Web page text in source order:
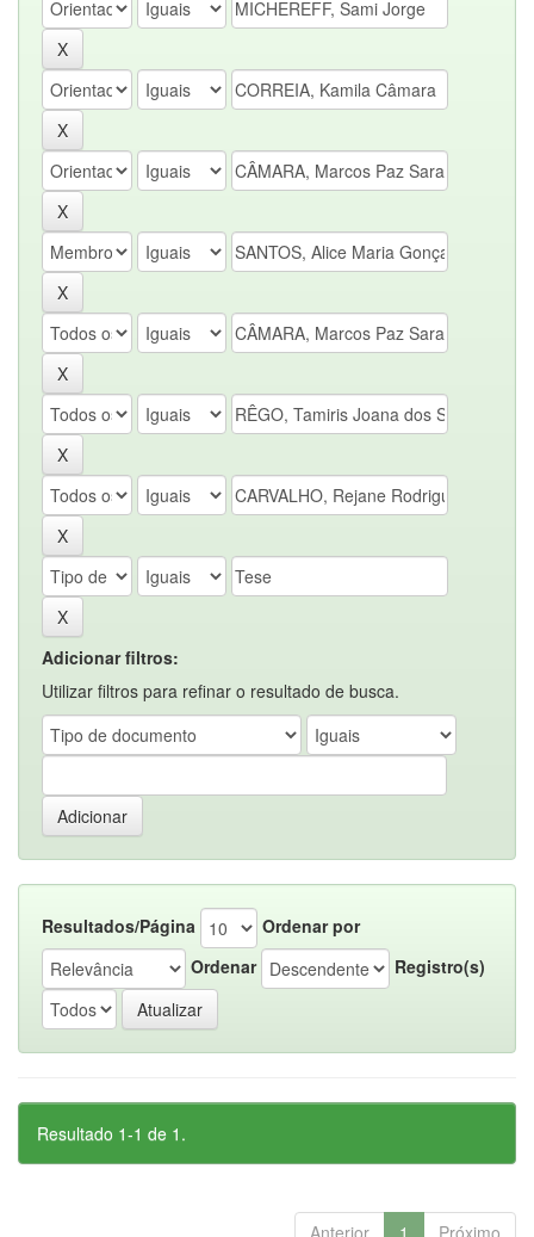
Adicionar filtros:
Utilizar filtros para refinar o resultado de busca.
Resultados/Página
Ordenar por
Ordenar
Registro(s)
Resultado 1-1 de 1.
Anterior 1 Próximo